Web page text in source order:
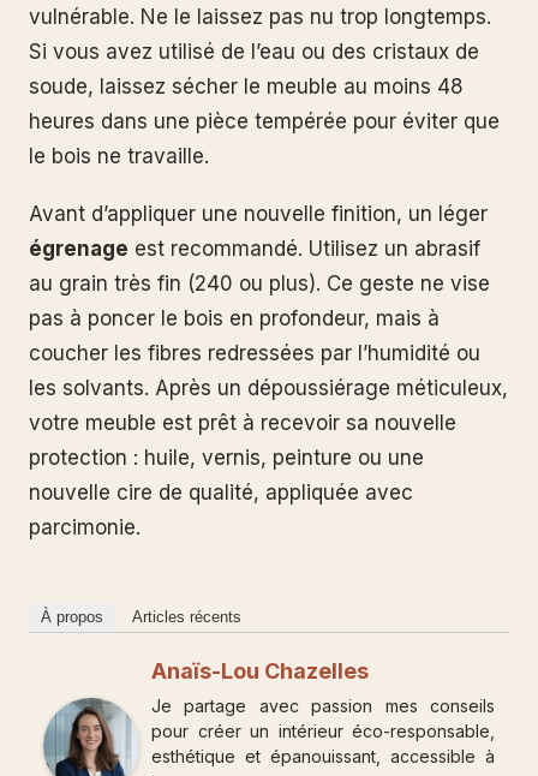
vulnérable. Ne le laissez pas nu trop longtemps.
Si vous avez utilisé de l’eau ou des cristaux de
soude, laissez sécher le meuble au moins 48
heures dans une pièce tempérée pour éviter que
le bois ne travaille.
Avant d’appliquer une nouvelle finition, un léger
égrenage est recommandé. Utilisez un abrasif
au grain très fin (240 ou plus). Ce geste ne vise
pas à poncer le bois en profondeur, mais à
coucher les fibres redressées par l’humidité ou
les solvants. Après un dépoussiérage méticuleux,
votre meuble est prêt à recevoir sa nouvelle
protection : huile, vernis, peinture ou une
nouvelle cire de qualité, appliquée avec
parcimonie.
À propos Articles récents
Anaïs-Lou Chazelles
Je partage avec passion mes conseils
pour créer un intérieur éco-responsable,
esthétique et épanouissant, accessible à